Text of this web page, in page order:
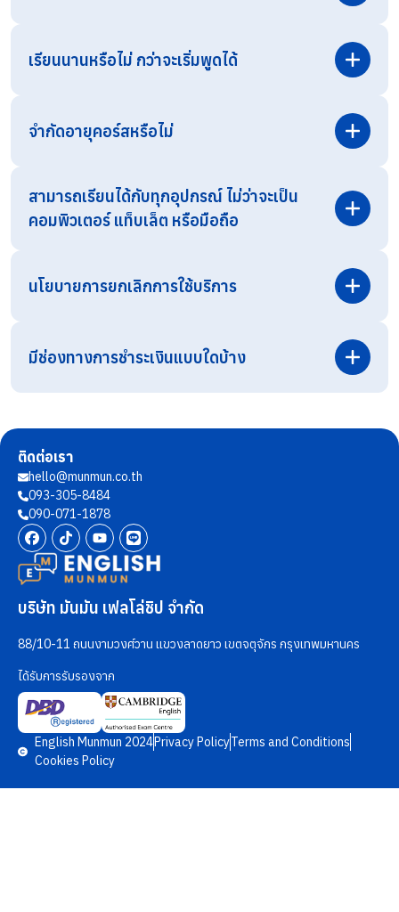
เรียนนานหรือไม่ กว่าจะเริ่มพูดได้
จำกัดอายุคอร์สหรือไม่
สามารถเรียนได้กับทุกอุปกรณ์ ไม่ว่าจะเป็น
คอมพิวเตอร์ แท็บเล็ต หรือมือถือ
นโยบายการยกเลิกการใช้บริการ
มีช่องทางการชำระเงินแบบใดบ้าง
ติดต่อเรา
hello@munmun.co.th
093-305-8484
090-071-1878
บริษัท มันมัน เฟลโล่ชิป จำกัด
88/10-11 ถนนงามวงศ์วาน แขวงลาดยาว เขตจตุจักร กรุงเทพมหานคร
ได้รับการรับรองจาก
English Munmun 2024Privacy PolicyTerms and Conditions
Cookies Policy